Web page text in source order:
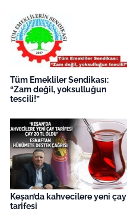
Tüm Emekliler Sendikası:
“Zam değil, yoksulluğun
tescili!”
Keşan’da kahvecilere yeni çay
tarifesi